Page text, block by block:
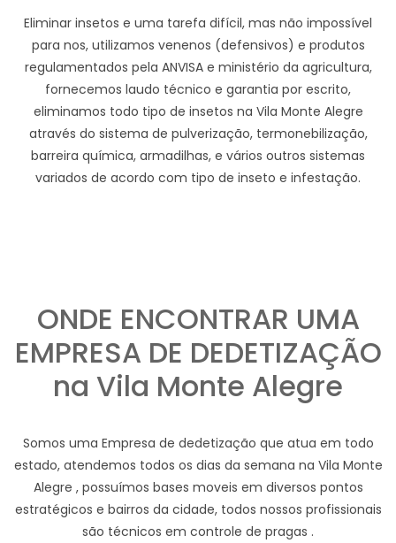
Eliminar insetos e uma tarefa difícil, mas não impossível
para nos, utilizamos venenos (defensivos) e produtos
regulamentados pela ANVISA e ministério da agricultura,
fornecemos laudo técnico e garantia por escrito,
eliminamos todo tipo de insetos na Vila Monte Alegre
através do sistema de pulverização, termonebilização,
barreira química, armadilhas, e vários outros sistemas
variados de acordo com tipo de inseto e infestação.
ONDE ENCONTRAR UMA
EMPRESA DE DEDETIZAÇÃO
na Vila Monte Alegre
Somos uma Empresa de dedetização que atua em todo
estado, atendemos todos os dias da semana na Vila Monte
Alegre , possuímos bases moveis em diversos pontos
estratégicos e bairros da cidade, todos nossos profissionais
são técnicos em controle de pragas .